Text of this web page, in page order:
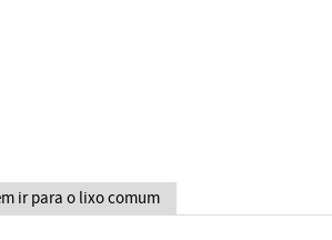
ir para o lixo comum